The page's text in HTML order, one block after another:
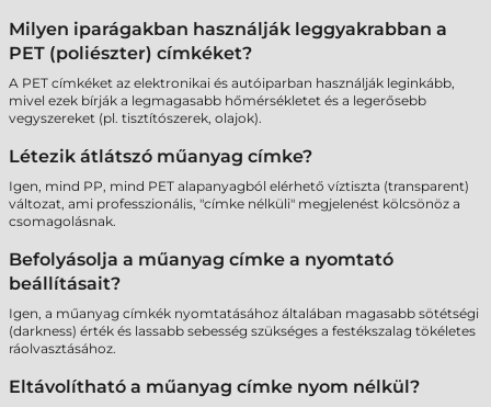
Milyen iparágakban használják leggyakrabban a
PET (poliészter) címkéket?
A PET címkéket az elektronikai és autóiparban használják leginkább,
mivel ezek bírják a legmagasabb hőmérsékletet és a legerősebb
vegyszereket (pl. tisztítószerek, olajok).
Létezik átlátszó műanyag címke?
Igen, mind PP, mind PET alapanyagból elérhető víztiszta (transparent)
változat, ami professzionális, "címke nélküli" megjelenést kölcsönöz a
csomagolásnak.
Befolyásolja a műanyag címke a nyomtató
beállításait?
Igen, a műanyag címkék nyomtatásához általában magasabb sötétségi
(darkness) érték és lassabb sebesség szükséges a festékszalag tökéletes
ráolvasztásához.
Eltávolítható a műanyag címke nyom nélkül?